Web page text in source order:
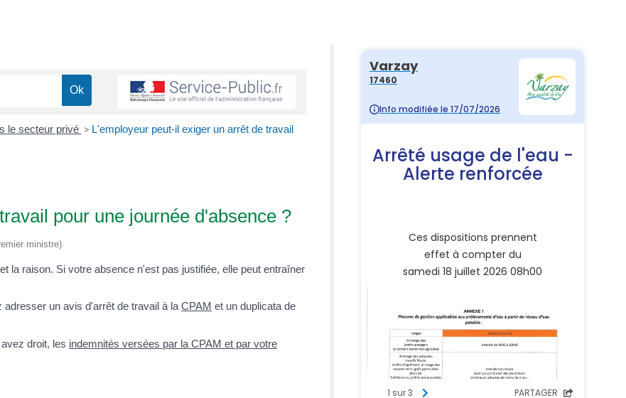
le secteur privé > L'employeur peut-il exiger un arrêt de travail
pour une journée d'absence ?
ministre)
la raison. Si votre absence n'est pas justifiée, elle peut entraîner
un avis d'arrêt de travail à la CPAM et un duplicata de
droit, les indemnités versées par la CPAM et par votre